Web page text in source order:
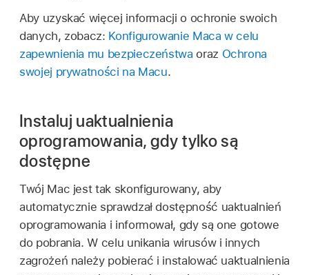
Aby uzyskać więcej informacji o ochronie swoich
danych, zobacz: Konfigurowanie Maca w celu
zapewnienia mu bezpieczeństwa oraz Ochrona
swojej prywatności na Macu.
Instaluj uaktualnienia
oprogramowania, gdy tylko są
dostępne
Twój Mac jest tak skonfigurowany, aby
automatycznie sprawdzał dostępność uaktualnień
oprogramowania i informował, gdy są one gotowe
do pobrania. W celu unikania wirusów i innych
zagrożeń należy pobierać i instalować uaktualnienia